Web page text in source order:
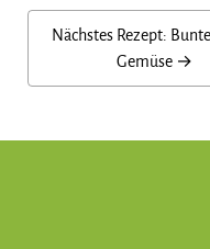
Nächstes Rezept:
Gemüse→